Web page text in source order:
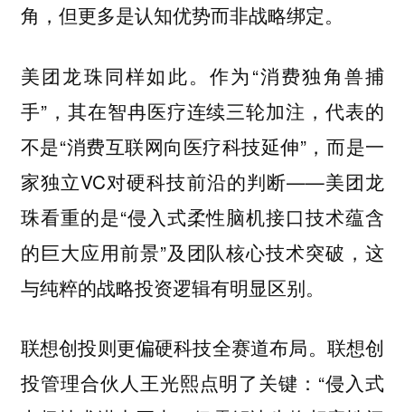
角，但更多是认知优势而非战略绑定。
美团龙珠同样如此。作为“消费独角兽捕
手”，其在智冉医疗连续三轮加注，代表的
不是“消费互联网向医疗科技延伸”，而是一
家独立VC对硬科技前沿的判断——美团龙
珠看重的是“侵入式柔性脑机接口技术蕴含
的巨大应用前景”及团队核心技术突破，这
与纯粹的战略投资逻辑有明显区别。
联想创投则更偏硬科技全赛道布局。联想创
投管理合伙人王光熙点明了关键：“侵入式